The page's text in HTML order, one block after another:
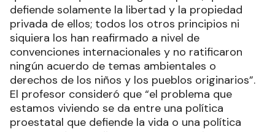
defiende solamente la libertad y la propiedad
privada de ellos; todos los otros principios ni
siquiera los han reafirmado a nivel de
convenciones internacionales y no ratificaron
ningún acuerdo de temas ambientales o
derechos de los niños y los pueblos originarios”.
El profesor consideró que “el problema que
estamos viviendo se da entre una política
proestatal que defiende la vida o una política